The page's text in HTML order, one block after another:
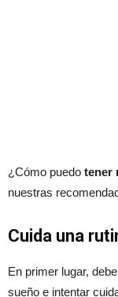
¿Cómo puedo tener
nuestras
Cuida una
En primer lugar,
sueño e intentar